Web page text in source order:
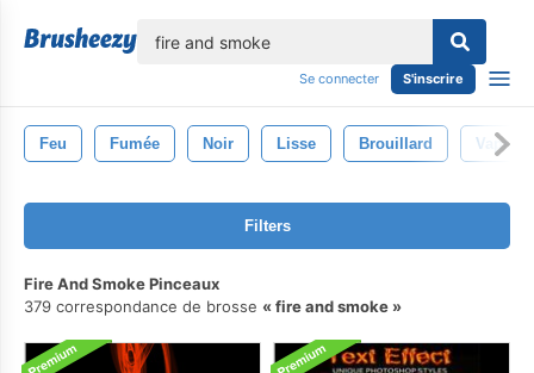
Se connecter S'inscrire
Feu Fumée Noir Lisse Brouillard Vapeur
Filters
Fire And Smoke Pinceaux
379 correspondance de brosse
fire and smoke